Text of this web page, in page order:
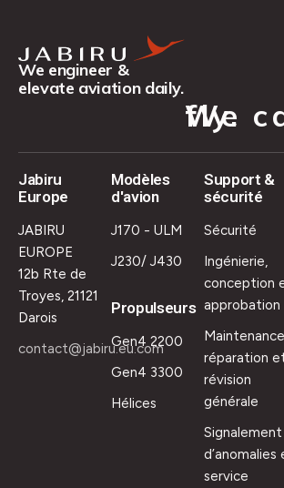
We engineer &
elevate aviation daily.
We can all fly.
Jabiru
Europe
JABIRU
EUROPE
12b Rte de
Troyes, 21121
Darois
contact@jabiru.eu.com
Modèles
d'avion
J170 - ULM
J230/ J430
Propulseurs
Gen4 2200
Gen4 3300
Hélices
Support &
sécurité
Sécurité
Ingénierie,
conception
approbation
réparation
révision
générale
Signalement
d’anomalies
service